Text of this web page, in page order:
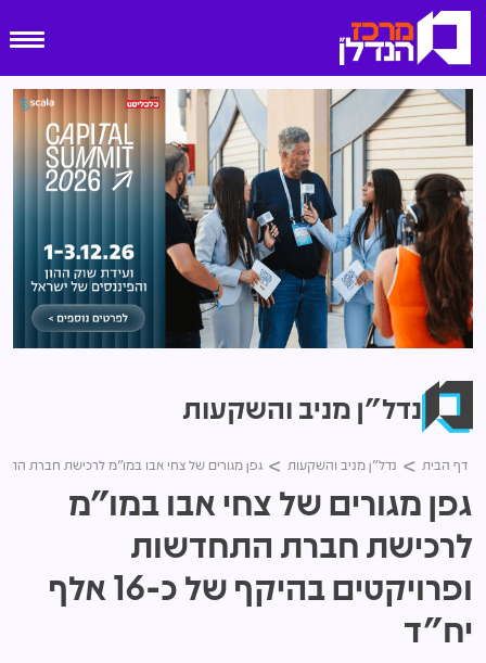
נדל"ן מניב והשקעות
דף הבית נדל"ן מניב והשקעות גפן מגורים של צחי אבו במו"מ לרכישת חברת התחדשות
גפן מגורים של צחי אבו במו"מ
לרכישת חברת התחדשות
ופרויקטים בהיקף של כ-16 אלף
יח"ד